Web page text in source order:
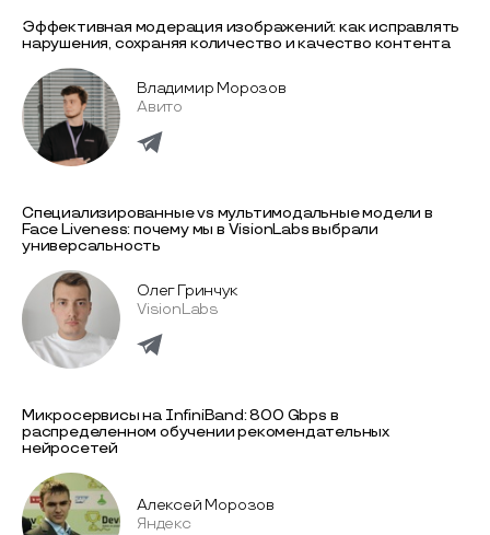
Эффективная модерация изображений: как исправлять
нарушения, сохраняя количество и качество контента
Владимир Морозов
Авито
Специализированные vs мультимодальные модели в
Face Liveness: почему мы в VisionLabs выбрали
универсальность
Олег Гринчук
VisionLabs
Микросервисы на InfiniBand: 800 Gbps в
распределенном обучении рекомендательных
нейросетей
Алексей Морозов
Яндекс